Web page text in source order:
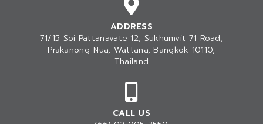
ADDRESS
71/15 Soi Pattanavate 12, Sukhumvit 71 Road,
Prakanong-Nua, Wattana, Bangkok 10110,
Thailand
CALL US